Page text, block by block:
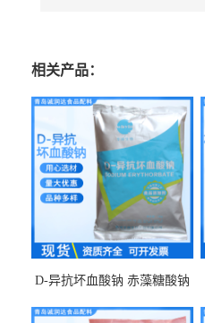
相关产品：
D-异抗坏血酸钠 赤藻糖酸钠